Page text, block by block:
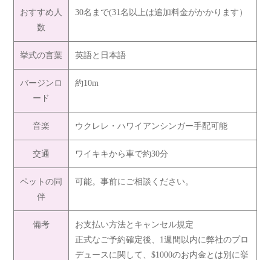
おすすめ人
数
30名まで(31名以上は追加料金がかかります）
挙式の言葉 英語と日本語
バージンロ
ード
約10m
音楽 ウクレレ・ハワイアンシンガー手配可能
交通 ワイキキから車で約30分
ペットの同
伴
可能。事前にご相談ください。
備考
お支払い方法とキャンセル規定
正式なご予約確定後、1週間以内に弊社のプロ
デュースに関して、$1000のお内金とは別に挙